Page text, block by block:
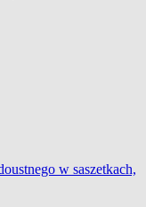
w saszetkach,